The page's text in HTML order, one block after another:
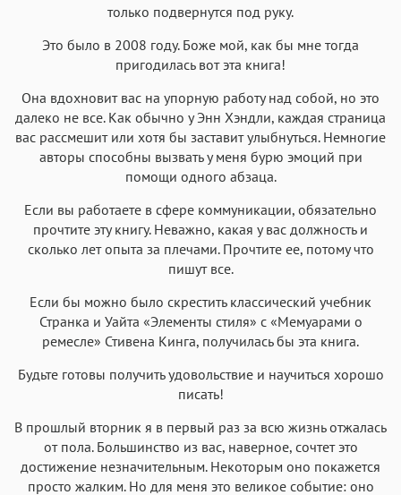
только подвернутся под руку.
Это было в 2008 году. Боже мой, как бы мне тогда
пригодилась вот эта книга!
Она вдохновит вас на упорную работу над собой, но это
далеко не все. Как обычно у Энн Хэндли, каждая страница
вас рассмешит или хотя бы заставит улыбнуться. Немногие
авторы способны вызвать у меня бурю эмоций при
помощи одного абзаца.
Если вы работаете в сфере коммуникации, обязательно
прочтите эту книгу. Неважно, какая у вас должность и
сколько лет опыта за плечами. Прочтите ее, потому что
пишут все.
Если бы можно было скрестить классический учебник
Странка и Уайта «Элементы стиля» с «Мемуарами о
ремесле» Стивена Кинга, получилась бы эта книга.
Будьте готовы получить удовольствие и научиться хорошо
писать!
В прошлый вторник я в первый раз за всю жизнь отжалась
от пола. Большинство из вас, наверное, сочтет это
достижение незначительным. Некоторым оно покажется
просто жалким. Но для меня это великое событие: оно